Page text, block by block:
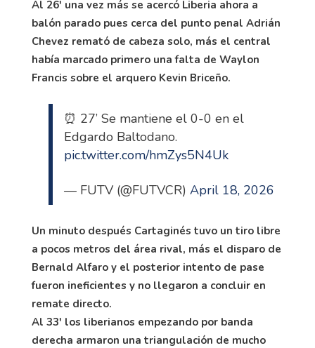
Al 26' una vez más se acercó Liberia ahora a
balón parado pues cerca del punto penal Adrián
Chevez remató de cabeza solo, más el central
había marcado primero una falta de Waylon
Francis sobre el arquero Kevin Briceño.
⏰ 27’ Se mantiene el 0-0 en el
Edgardo Baltodano.
pic.twitter.com/hmZys5N4Uk
— FUTV (@FUTVCR)April 18, 2026
Un minuto después Cartaginés tuvo un tiro libre
a pocos metros del área rival, más el disparo de
Bernald Alfaro y el posterior intento de pase
fueron ineficientes y no llegaron a concluir en
remate directo.
Al 33' los liberianos empezando por banda
derecha armaron una triangulación de mucho